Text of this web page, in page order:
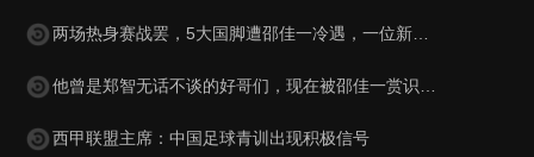
两场热身赛战罢，5大国脚遭邵佳一冷遇，一位新星最让球迷惋惜
他曾是郑智无话不谈的好哥们，现在被邵佳一赏识，进入国足教练组
西甲联盟主席：中国足球青训出现积极信号